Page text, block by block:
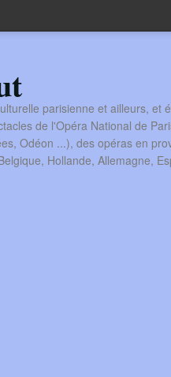
parisienne et ailleurs, et
de l'Opéra National de
Odéon ...), des opéras en
Hollande, Allemagne,